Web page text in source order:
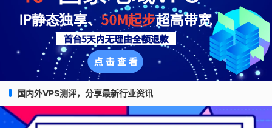
国内外VPS测评，分享最新行业资讯